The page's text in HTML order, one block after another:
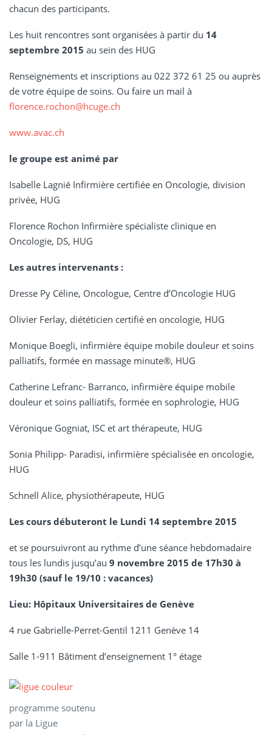
chacun des participants.
Les huit rencontres sont organisées à partir du 14
septembre 2015 au sein des HUG
Renseignements et inscriptions au 022 372 61 25 ou auprès
de votre équipe de soins. Ou faire un mail à
florence.rochon@hcuge.ch
www.avac.ch
le groupe est animé par
Isabelle Lagnié Infirmière certifiée en Oncologie, division
privée, HUG
Florence Rochon Infirmière spécialiste clinique en
Oncologie, DS, HUG
Les autres intervenants :
Dresse Py Céline, Oncologue, Centre d’Oncologie HUG
Olivier Ferlay, diététicien certifié en oncologie, HUG
Monique Boegli, infirmière équipe mobile douleur et soins
palliatifs, formée en massage minute®, HUG
Catherine Lefranc- Barranco, infirmière équipe mobile
douleur et soins palliatifs, formée en sophrologie, HUG
Véronique Gogniat, ISC et art thérapeute, HUG
Sonia Philipp- Paradisi, infirmière spécialisée en oncologie,
HUG
Schnell Alice, physiothérapeute, HUG
Les cours débuteront le Lundi 14 septembre 2015
et se poursuivront au rythme d’une séance hebdomadaire
tous les lundis jusqu’au 9 novembre 2015 de 17h30 à
19h30 (sauf le 19/10 : vacances)
Lieu: Hôpitaux Universitaires de Genève
4 rue Gabrielle-Perret-Gentil 1211 Genève 14
Salle 1-911 Bâtiment d’enseignement 1° étage
programme soutenu
par la Ligue